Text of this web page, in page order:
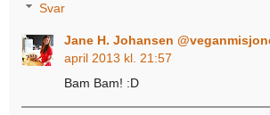
Svar
Jane H. Johansen
april 2013 kl. 21:57
Bam Bam! :D